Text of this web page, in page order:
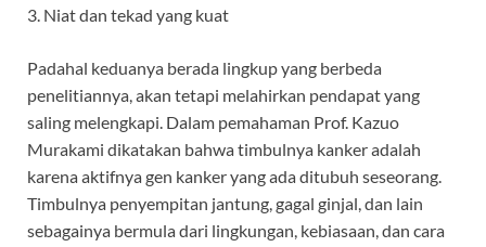
3. Niat dan tekad yang kuat
Padahal keduanya berada lingkup yang berbeda
penelitiannya, akan tetapi melahirkan pendapat yang
saling melengkapi. Dalam pemahaman Prof. Kazuo
Murakami dikatakan bahwa timbulnya kanker adalah
karena aktifnya gen kanker yang ada ditubuh seseorang.
Timbulnya penyempitan jantung, gagal ginjal, dan lain
sebagainya bermula dari lingkungan, kebiasaan, dan cara